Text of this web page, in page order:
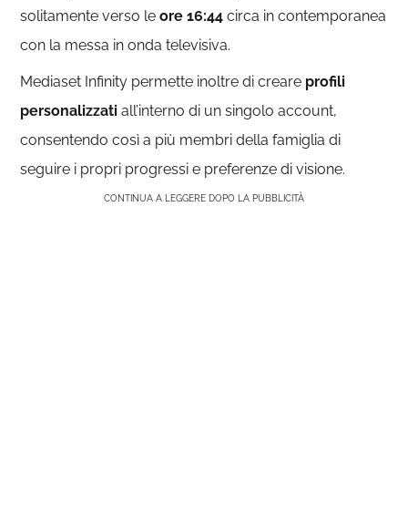
solitamente verso leore 16:44 circa in contemporanea
con la messa in onda televisiva.
Mediaset Infinity permette inoltre di creare profili
personalizzati all’interno di un singolo account,
consentendo così a più membri della famiglia di
seguire i propri progressi e preferenze di visione.
CONTINUA A LEGGERE DOPO LA PUBBLICITÀ